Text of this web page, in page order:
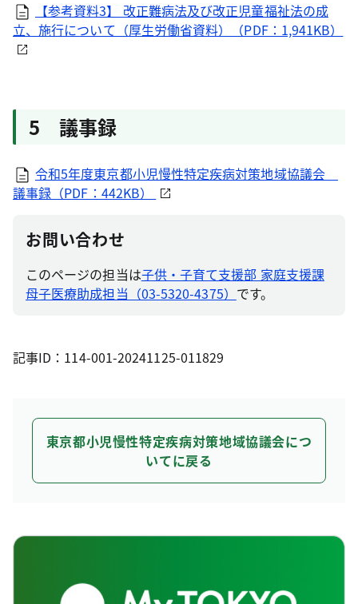
【参考資料3】 改正難病法及び改正児童福祉法の成
立、施行について（厚生労働省資料）（PDF：1,941KB）
5 議事録
令和5年度東京都小児慢性特定疾病対策地域協議会
議事録（PDF：442KB）
お問い合わせ
このページの担当は子供・子育て支援部 家庭支援課
母子医療助成担当（03-5320-4375） です。
記事ID：114-001-20241125-011829
東京都小児慢性特定疾病対策地域協議会につ
いてに戻る